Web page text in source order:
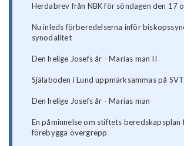
Herdabrev från NBK för söndagen den 17
Nu inleds förberedelserna inför
synodalitet
Den helige Josefs år - Marias man II
Själaboden i Lund uppmärksammas på
Den helige Josefs år - Marias man
En påminnelse om stiftets
förebygga övergrepp